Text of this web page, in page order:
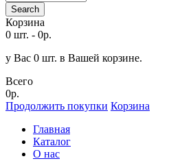
Search
Корзина
0 шт. - 0р.
у Вас 0 шт. в Вашей корзине.
Всего
0р.
Продолжить покупки Корзина
Главная
Каталог
О нас